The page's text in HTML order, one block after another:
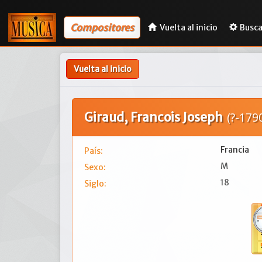
Compositores Vuelta al inicio
Vuelta al inicio
Giraud, Francois Joseph (?-
País:
Francia
Sexo:
M
Siglo:
18